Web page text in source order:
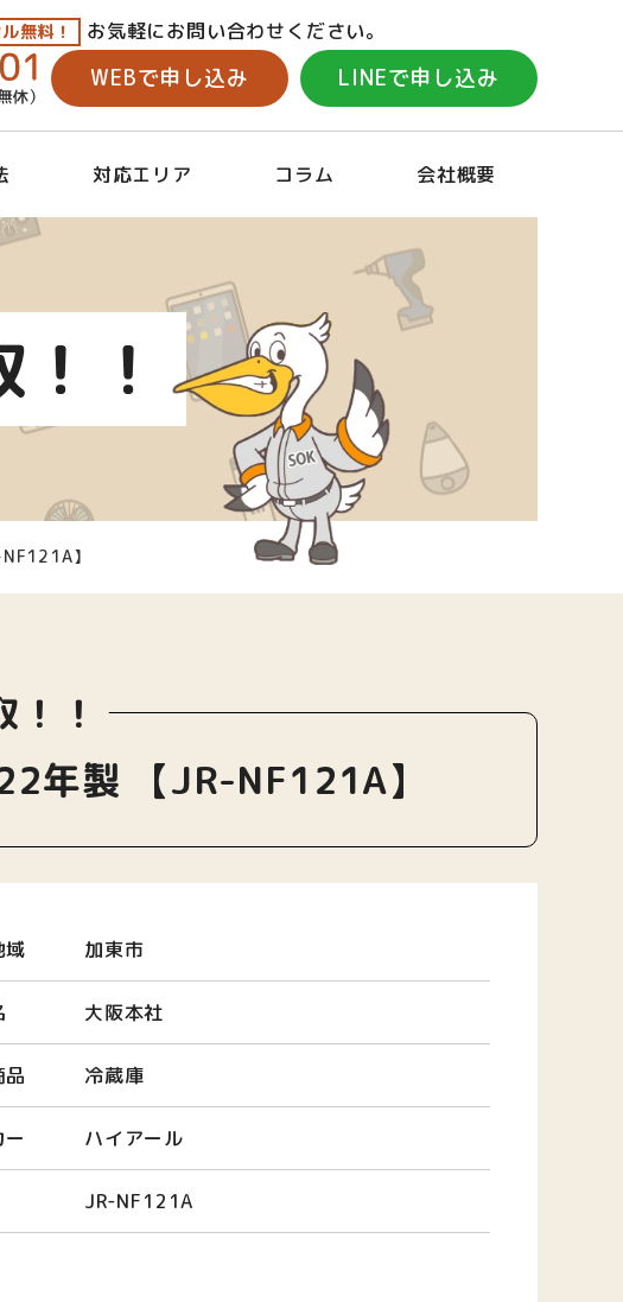
無料！ お気軽にお問い合わせください。
WEBで申し込み LINEで申し込み
対応エリア コラム 会社概要
！
】
！
年製 【JR-NF121A】
域 加東市
大阪本社
品 冷蔵庫
ハイアール
JR-NF121A